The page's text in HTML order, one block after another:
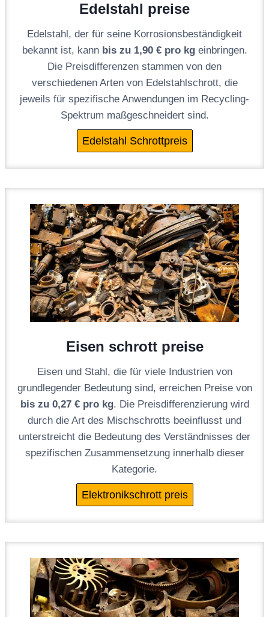
Edelstahl preise
Edelstahl, der für seine Korrosionsbeständigkeit
bekannt ist, kann bis zu 1,90 € pro kgeinbringen.
Die Preisdifferenzen stammen von den
verschiedenen Arten von Edelstahlschrott, die
jeweils für spezifische Anwendungen im Recycling-
Spektrum maßgeschneidert sind.
Edelstahl Schrottpreis
Eisen schrott preise
Eisen und Stahl, die für viele Industrien von
grundlegender Bedeutung sind, erreichen Preise von
bis zu 0,27 € pro kg. Die Preisdifferenzierung wird
durch die Art des Mischschrotts beeinflusst und
unterstreicht die Bedeutung des Verständnisses der
spezifischen Zusammensetzung innerhalb dieser
Kategorie.
Elektronikschrott preis